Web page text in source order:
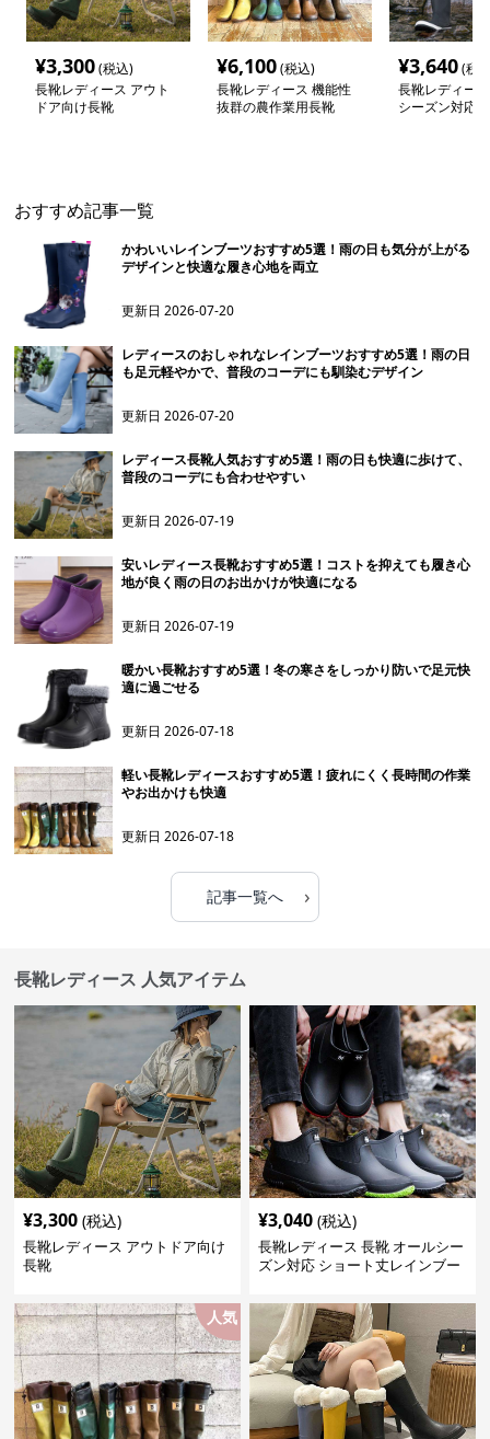
¥3,300(税込)
長靴レディース アウト
ドア向け長靴
¥6,100(税込)
長靴レディース 機能性
抜群の農作業用長靴
¥3,640(税
長靴レディー
シーズン対応
おすすめ記事一覧
かわいいレインブーツおすすめ5選！雨の日も気分が上がる
デザインと快適な履き心地を両立
更新日2026-07-20
レディースのおしゃれなレインブーツおすすめ5選！雨の日
も足元軽やかで、普段のコーデにも馴染むデザイン
更新日2026-07-20
レディース長靴人気おすすめ5選！雨の日も快適に歩けて、
普段のコーデにも合わせやすい
更新日2026-07-19
安いレディース長靴おすすめ5選！コストを抑えても履き心
地が良く雨の日のお出かけが快適になる
更新日2026-07-19
暖かい長靴おすすめ5選！冬の寒さをしっかり防いで足元快
適に過ごせる
更新日2026-07-18
軽い長靴レディースおすすめ5選！疲れにくく長時間の作業
やお出かけも快適
更新日2026-07-18
記事一覧へ ›
長靴レディース 人気アイテム
¥3,300 (税込)
長靴レディース アウトドア向け
長靴
¥3,040 (税込)
長靴レディース 長靴 オールシー
ズン対応 ショート丈レインブー
人気